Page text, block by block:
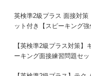
英検準2級プラス 面接対
ット付き【スピーキング強
【英検準2級プラス対策
ーキング面接練習問題セッ